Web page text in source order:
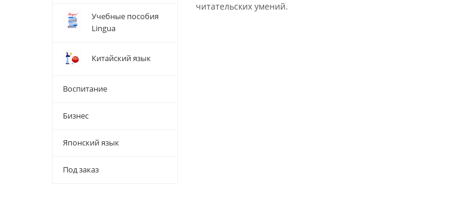
читательских умений.
Учебные пособия
Lingua
Китайский язык
Воспитание
Бизнес
Японский язык
Под заказ